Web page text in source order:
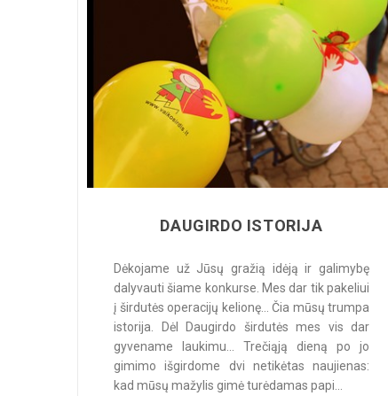
DAUGIRDO ISTORIJA
Dėkojame už Jūsų gražią idėją ir galimybę
dalyvauti šiame konkurse. Mes dar tik pakeliui
į širdutės operacijų kelionę... Čia mūsų trumpa
istorija. Dėl Daugirdo širdutės mes vis dar
gyvename laukimu... Trečiąją dieną po jo
gimimo išgirdome dvi netikėtas naujienas:
kad mūsų mažylis gimė turėdamas papi...